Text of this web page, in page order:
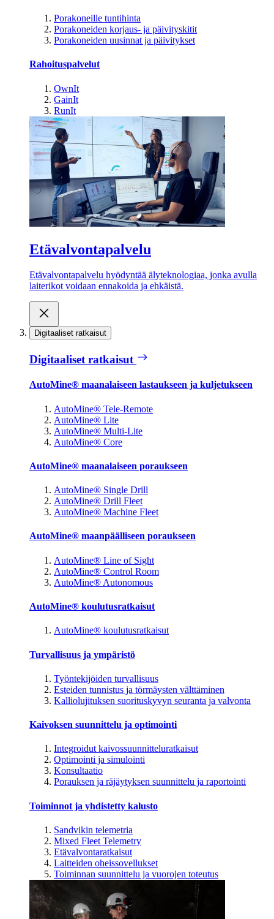
Porakoneille tuntihinta
Porakoneiden korjaus- ja päivityskitit
Porakoneiden uusinnat ja päivitykset
Rahoituspalvelut
OwnIt
GainIt
RunIt
Etävalvontapalvelu
Etävalvontapalvelu hyödyntää älyteknologiaa, jonka avulla
laiterikot voidaan ennakoida ja ehkäistä.
Digitaaliset ratkaisut
Digitaaliset ratkaisut
AutoMine® maanalaiseen lastaukseen ja kuljetukseen
AutoMine® Tele-Remote
AutoMine® Lite
AutoMine® Multi-Lite
AutoMine® Core
AutoMine® maanalaiseen poraukseen
AutoMine® Single Drill
AutoMine® Drill Fleet
AutoMine® Machine Fleet
AutoMine® maanpäälliseen poraukseen
AutoMine® Line of Sight
AutoMine® Control Room
AutoMine® Autonomous
AutoMine® koulutusratkaisut
AutoMine® koulutusratkaisut
Turvallisuus ja ympäristö
Työntekijöiden turvallisuus
Esteiden tunnistus ja törmäysten välttäminen
Kalliolujituksen suorituskyvyn seuranta ja valvonta
Kaivoksen suunnittelu ja optimointi
Integroidut kaivossuunnitteluratkaisut
Optimointi ja simulointi
Konsultaatio
Porauksen ja räjäytyksen suunnittelu ja raportointi
Toiminnot ja yhdistetty kalusto
Sandvikin telemetria
Mixed Fleet Telemetry
Etävalvontaratkaisut
Laitteiden oheissovellukset
Toiminnan suunnittelu ja vuorojen toteutus